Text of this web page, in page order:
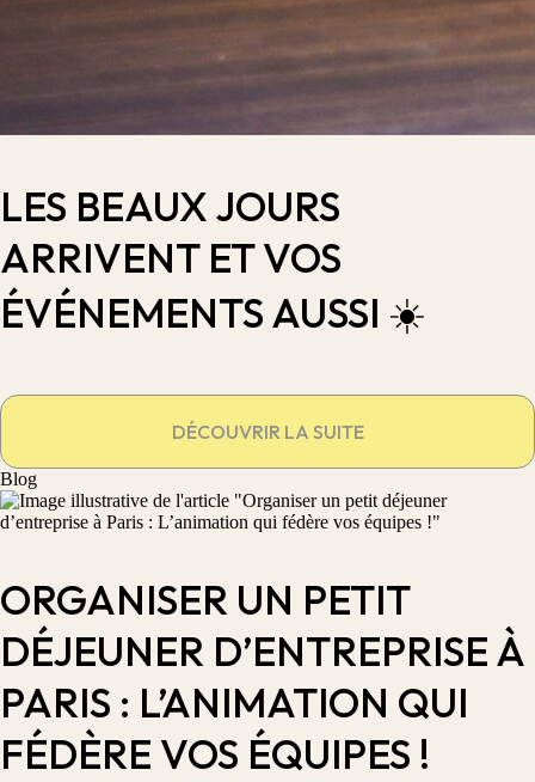
LES BEAUX JOURS
ARRIVENT ET VOS
ÉVÉNEMENTS AUSSI ☀️
DÉCOUVRIR LA SUITE
Blog
ORGANISER UN PETIT
DÉJEUNER D’ENTREPRISE À
PARIS : L’ANIMATION QUI
FÉDÈRE VOS ÉQUIPES !